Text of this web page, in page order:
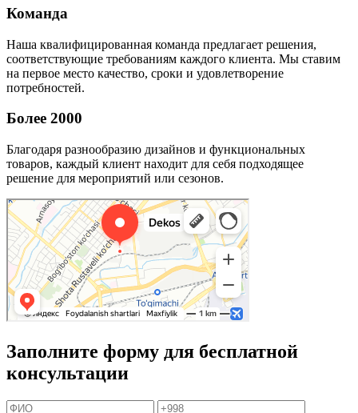
Команда
Наша квалифицированная команда предлагает решения,
соответствующие требованиям каждого клиента. Мы ставим
на первое место качество, сроки и удовлетворение
потребностей.
Более 2000
Благодаря разнообразию дизайнов и функциональных
товаров, каждый клиент находит для себя подходящее
решение для мероприятий или сезонов.
Заполните форму для бесплатной
консультации